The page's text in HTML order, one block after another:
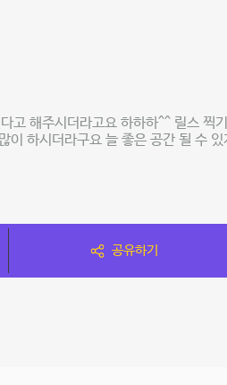
고 해주시더라고요 하하하^^ 릴스 찍기
하시더라구요 늘 좋은 공간 될 수 있
공유하기